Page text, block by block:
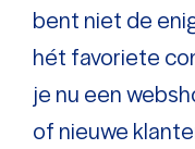
bent niet de
hét favoriete
je nu een
of nieuwe